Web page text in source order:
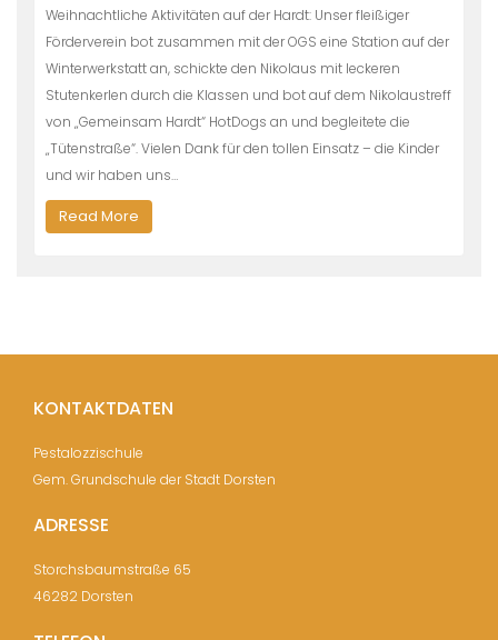
Weihnachtliche Aktivitäten auf der Hardt: Unser fleißiger
Förderverein bot zusammen mit der OGS eine Station auf der
Winterwerkstatt an, schickte den Nikolaus mit leckeren
Stutenkerlen durch die Klassen und bot auf dem Nikolaustreff
von „Gemeinsam Hardt“ HotDogs an und begleitete die
„Tütenstraße“. Vielen Dank für den tollen Einsatz – die Kinder
und wir haben uns…
Read More
KONTAKTDATEN
Pestalozzischule
Gem. Grundschule der Stadt Dorsten
ADRESSE
Storchsbaumstraße 65
46282 Dorsten